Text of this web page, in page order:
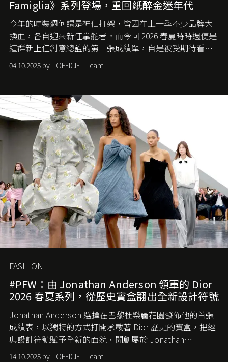
Famiglia》系列登場，重回紙醉金迷年代
今年的時裝週何謂是神仙打架，皆因在上一季不少品牌大
換血，各自迎來新任掌舵者。而今回 2026 春夏時時週便是
這群新上任創意總監的第一張成績單，自是被受期待看他
們如何各顯神通。意大利老牌 Gucci 在過去幾個季度業績
難已救回，開雲集團任命成功曾翻轉 Balenciaga 的愛將
團市值一日蒸發 30 億美元，大眾擔心走得太前的 Demna
會忽略品牌的美學基礎，最後變成三不像。而從剛剛推出
的首作所造成的話題及關注度，我們便知道 Demna 沒這麼
簡單，一個嶄新的 Gucci 時代已經展開！
04.10.2025 by L'OFFICIEL Team
FASHION
#PFW：由 Jonathan Anderson 領軍的 Dior
2026 春夏系列，從歷史寶盒翻出全新設計符號
Jonathan Anderson 選擇在巴黎杜樂麗花園發佈他的首張
成績表，以獨特的方式打開承載著 Dior 歷史的寶盒，把經
典設計符號賦予全新的面貌，開創屬於 Jonathan
Anderson 的 Dior 時代。
14.10.2025 by L'OFFICIEL Team